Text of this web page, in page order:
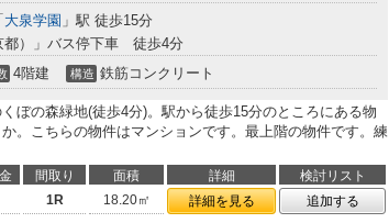
大泉学園 」駅 徒歩15分
都）」バス停下車 徒歩4分
4階建 構造 鉄筋コンクリート
ぼの森緑地(徒歩4分)。駅から徒歩15分のところにある物
。こちらの物件はマンションです。最上階の物件です。練
間取り 面積 詳細
検討リスト
1R 18.20㎡ 詳細を見る 追加する